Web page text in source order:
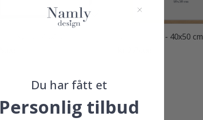
Ramme – Elk - 40x50 cm
Du har fått et
Personlig tilbud